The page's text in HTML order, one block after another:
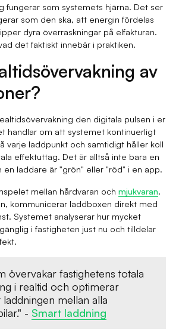
fungerar som systemets hjärna. Det ser
som den ska, att energin fördelas
dyra överraskningar på elfakturan.
det faktiskt innebär i praktiken.
av
den digitala pulsen i er
handlar om att systemet kontinuerligt
varje laddpunkt och samtidigt håller koll
effektuttag. Det är alltså inte bara en
laddare är "grön" eller "röd" i en app.
mellan hårdvaran ochmjukvaran
kommunicerar laddboxen direkt med
Systemet analyserar hur mycket
i fastigheten just nu och tilldelar
övervakar fastighetens totala
i realtid och optimerar
laddningen mellan alla
- Smart laddning